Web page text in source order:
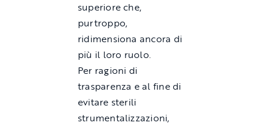
superiore che,
purtroppo,
ridimensiona ancora di
più il loro ruolo.
Per ragioni di
trasparenza e al fine di
evitare sterili
strumentalizzazioni,